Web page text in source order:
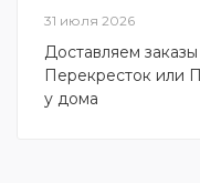
31 июля 2026
Доставляем заказы
Перекресток или
у дома